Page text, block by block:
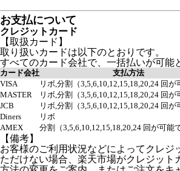
お支払について
クレジットカード
【取扱カード】
取り扱いカードは以下のとおりです。
すべてのカード会社で、一括払いが可能
カード会社
支払方法
VISA
リボ,分割（3,5,6,10,12,15,18,20,24 回が
MASTER
リボ,分割（3,5,6,10,12,15,18,20,24 回が
JCB
リボ,分割（3,5,6,10,12,15,18,20,24 回が
Diners
リボ
AMEX
分割（3,5,6,10,12,15,18,20,24 回が可能
【備考】
お客様のご利用状況などによってクレジ
ただけない場合、楽天市場がクレジット